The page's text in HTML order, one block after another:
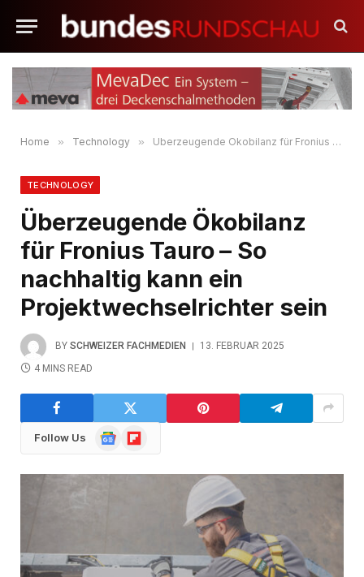
Home » Technology » Überzeugende Ökobilanz für Fronius Tauro – So nachhaltig kann ein Projektwechselrichter sein
TECHNOLOGY
Überzeugende Ökobilanz
für Fronius Tauro – So
nachhaltig kann ein
Projektwechselrichter sein
BY SCHWEIZER FACHMEDIEN
13. FEBRUAR 2025
4 MINS READ
Follow Us
GoogleFlipboard